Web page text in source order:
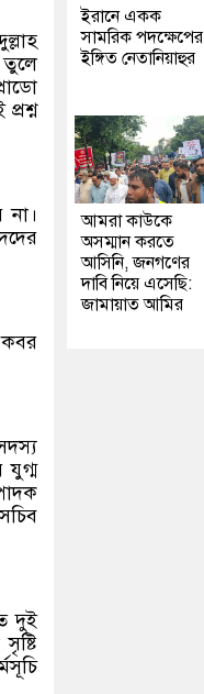
তুলে
কবর
যুগ্ম
দুই
ইরানে একক
সামরিক পদক্ষেপের
ইঙ্গিত নেতানিয়াহুর
আমরা কাউকে
অসম্মান করতে
আসিনি, জনগণের
দাবি নিয়ে এসেছি:
জামায়াত আমির